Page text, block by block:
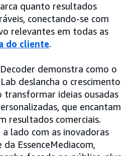
quanto resultados
conectando-se com
relevantes em todas as
do cliente.
demonstra como o
deslancha o crescimento
transformar ideias ousadas
que encantam
resultados comerciais.
lado com as inovadoras
EssenceMediacom,